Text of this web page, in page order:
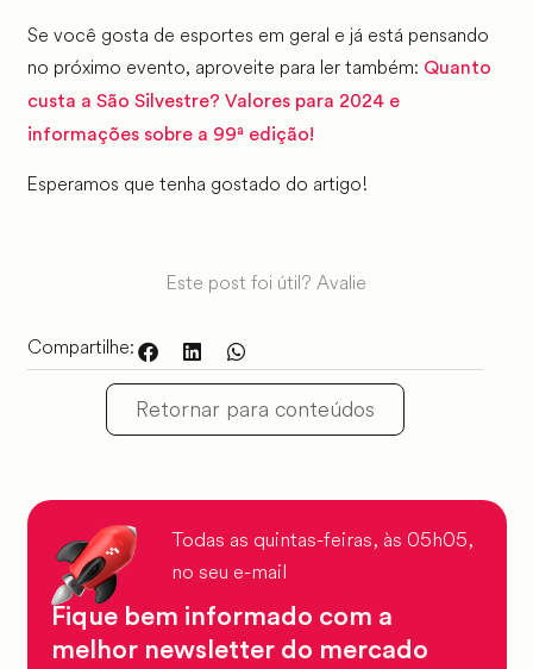
Se você gosta de esportes em geral e já está pensando
no próximo evento, aproveite para ler também: Quanto
custa a São Silvestre? Valores para 2024 e
informações sobre a 99ª edição!
Esperamos que tenha gostado do artigo!
Este post foi útil? Avalie
Compartilhe:
Retornar para conteúdos
Todas as quintas-feiras, às 05h05,
no seu e-mail
Fique bem informado com a
melhor newsletter do mercado